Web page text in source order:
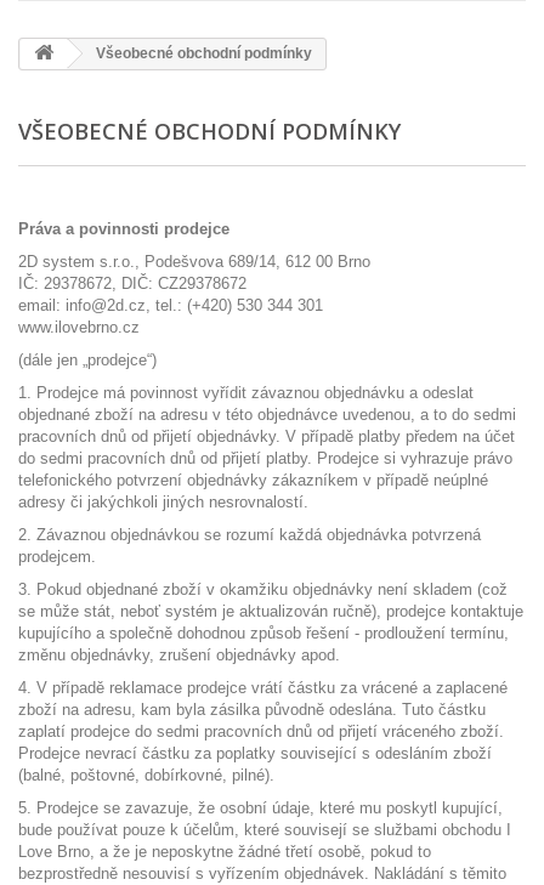
Všeobecné obchodní podmínky
VŠEOBECNÉ OBCHODNÍ PODMÍNKY
Práva a povinnosti prodejce
2D system s.r.o., Podešvova 689/14, 612 00 Brno
IČ: 29378672, DIČ: CZ29378672
email: info@2d.cz, tel.: (+420) 530 344 301
www.ilovebrno.cz
(dále jen „prodejce“)
1. Prodejce má povinnost vyřídit závaznou objednávku a odeslat
objednané zboží na adresu v této objednávce uvedenou, a to do sedmi
pracovních dnů od přijetí objednávky. V případě platby předem na účet
do sedmi pracovních dnů od přijetí platby. Prodejce si vyhrazuje právo
telefonického potvrzení objednávky zákazníkem v případě neúplné
adresy či jakýchkoli jiných nesrovnalostí.
2. Závaznou objednávkou se rozumí každá objednávka potvrzená
prodejcem.
3. Pokud objednané zboží v okamžiku objednávky není skladem (což
se může stát, neboť systém je aktualizován ručně), prodejce kontaktuje
kupujícího a společně dohodnou způsob řešení - prodloužení termínu,
změnu objednávky, zrušení objednávky apod.
4. V případě reklamace prodejce vrátí částku za vrácené a zaplacené
zboží na adresu, kam byla zásilka původně odeslána. Tuto částku
zaplatí prodejce do sedmi pracovních dnů od přijetí vráceného zboží.
Prodejce nevrací částku za poplatky související s odesláním zboží
(balné, poštovné, dobírkovné, pilné).
5. Prodejce se zavazuje, že osobní údaje, které mu poskytl kupující,
bude používat pouze k účelům, které souvisejí se službami obchodu I
Love Brno, a že je neposkytne žádné třetí osobě, pokud to
bezprostředně nesouvisí s vyřízením objednávek. Nakládání s těmito